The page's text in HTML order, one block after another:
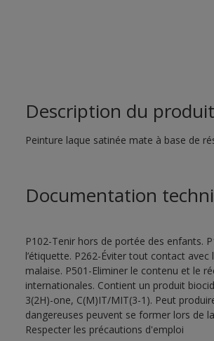
Description du produit
Peinture laque satinée mate à base de
Documentation
P102-Tenir hors de portée des enfants.
l’étiquette. P262-Éviter tout contact
malaise. P501-Eliminer le contenu et le
internationales. Contient un produit
3(2H)-one, C(M)IT/MIT(3-1). Peut
dangereuses peuvent se former lors de
Respecter les précautions d'emploi